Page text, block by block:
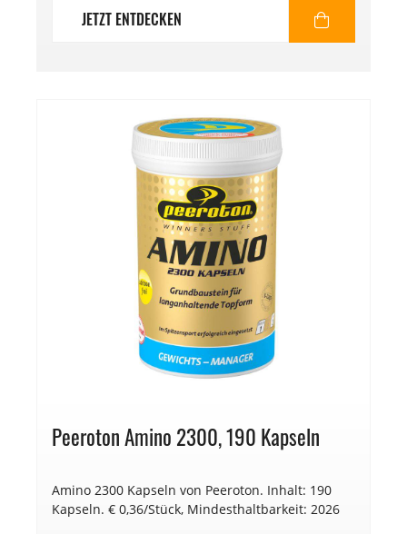
JETZT ENTDECKEN
Peeroton Amino 2300, 190 Kapseln
Amino 2300 Kapseln von Peeroton. Inhalt: 190
Kapseln. € 0,36/Stück, Mindesthaltbarkeit: 2026